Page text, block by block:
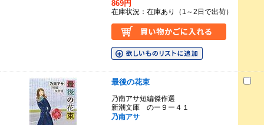
869円
在庫状況：在庫あり（1～2日で出荷）
最後の花束
乃南アサ短編傑作選
新潮文庫 のー９ー４１
乃南アサ